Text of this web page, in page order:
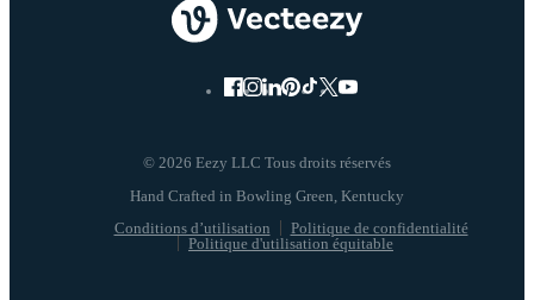
© 2026 Eezy LLC Tous droits réservés
Conditions d’utilisation
Politique de confidentialité
Politique d'utilisation équitable